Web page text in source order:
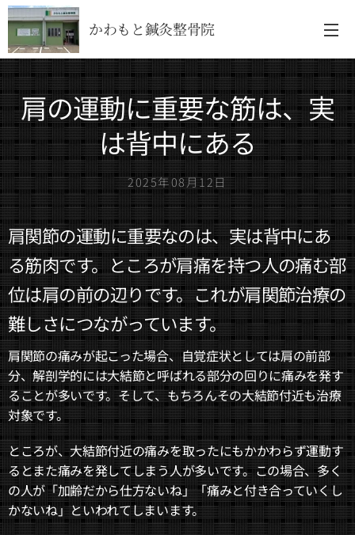
かわもと鍼灸整骨院
肩の運動に重要な筋は、実
は背中にある
2025年08月12日
肩関節の運動に重要なのは、実は背中にあ
る筋肉です。ところが肩痛を持つ人の痛む部
位は肩の前の辺りです。これが肩関節治療の
難しさにつながっています。
肩関節の痛みが起こった場合、自覚症状としては肩の前部
分、解剖学的には大結節と呼ばれる部分の回りに痛みを発す
ることが多いです。そして、もちろんその大結節付近も治療
対象です。
ところが、大結節付近の痛みを取ったにもかかわらず運動す
るとまた痛みを発してしまう人が多いです。この場合、多く
の人が「加齢だから仕方ないね」「痛みと付き合っていくし
かないね」といわれてしまいます。